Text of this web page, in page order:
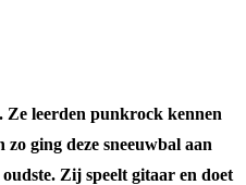
Ze leerden punkrock kennen
ging deze sneeuwbal aan
Zij speelt gitaar en doet